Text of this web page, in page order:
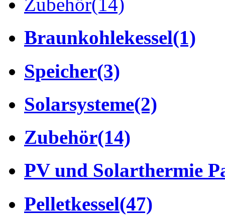
Braunkohlekessel(1)
Speicher(3)
Solarsysteme(2)
Zubehör(14)
PV und Solarthermie
Pelletkessel(47)